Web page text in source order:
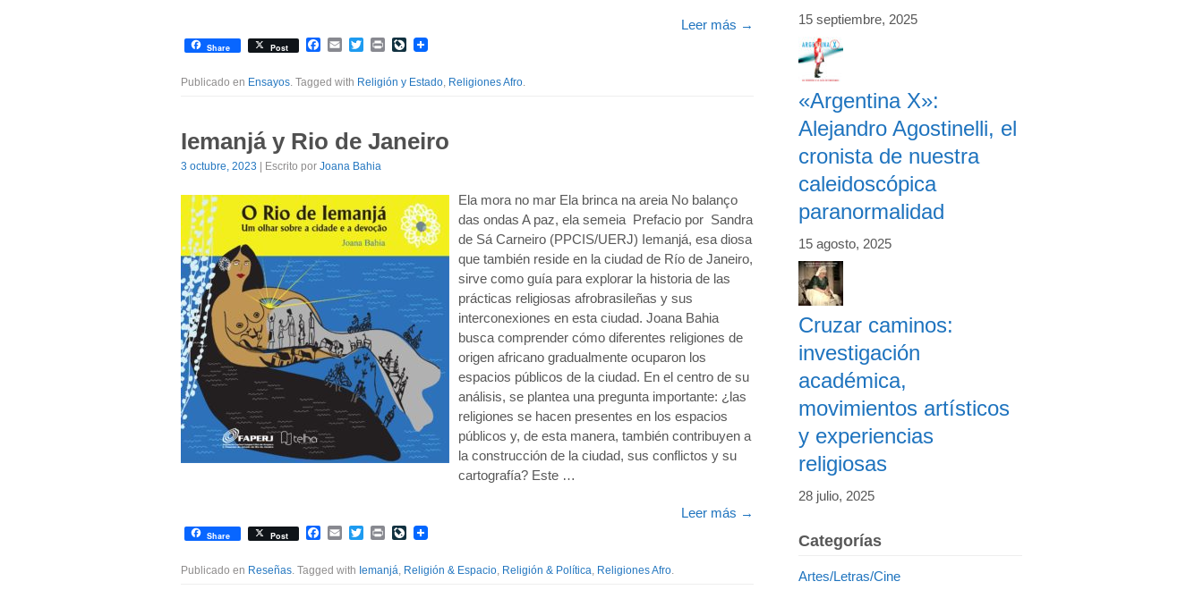
Leer más →
Share Post Facebook
EmailTwitterPrintLiveJournal
Publicado en Ensayos. Tagged with Religión y Estado, Religiones Afro.
Iemanjá y Rio de Janeiro
3 octubre, 2023 | Escrito por Joana Bahia
Ela mora no mar Ela brinca na areia No balanço
das ondas A paz, ela semeia Prefacio por Sandra
de Sá Carneiro (PPCIS/UERJ) Iemanjá, esa diosa
que también reside en la ciudad de Río de Janeiro,
sirve como guía para explorar la historia de las
prácticas religiosas afrobrasileñas y sus
interconexiones en esta ciudad. Joana Bahia
busca comprender cómo diferentes religiones de
origen africano gradualmente ocuparon los
espacios públicos de la ciudad. En el centro de su
análisis, se plantea una pregunta importante: ¿las
religiones se hacen presentes en los espacios
públicos y, de esta manera, también contribuyen a
la construcción de la ciudad, sus conflictos y su
cartografía? Este …
Leer más →
Share Post Facebook
EmailTwitterPrintLiveJournal
Publicado en Reseñas. Tagged with Iemanjá, Religión & Espacio, Religión & Política, Religiones Afro.
15 septiembre, 2025
«Argentina X»:
Alejandro Agostinelli, el
cronista de nuestra
caleidoscópica
paranormalidad
15 agosto, 2025
Cruzar caminos:
investigación
académica,
movimientos artísticos
y experiencias
religiosas
28 julio, 2025
Categorías
Artes/Letras/Cine